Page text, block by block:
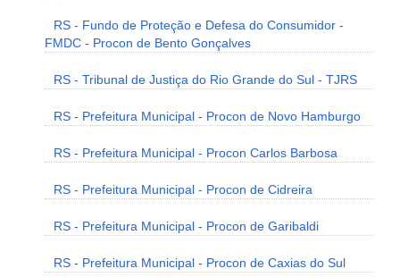
RS - Fundo de Proteção e Defesa do Consumidor -
FMDC - Procon de Bento Gonçalves
RS - Tribunal de Justiça do Rio Grande do Sul - TJRS
RS - Prefeitura Municipal - Procon de Novo Hamburgo
RS - Prefeitura Municipal - Procon Carlos Barbosa
RS - Prefeitura Municipal - Procon de Cidreira
RS - Prefeitura Municipal - Procon de Garibaldi
RS - Prefeitura Municipal - Procon de Caxias do Sul